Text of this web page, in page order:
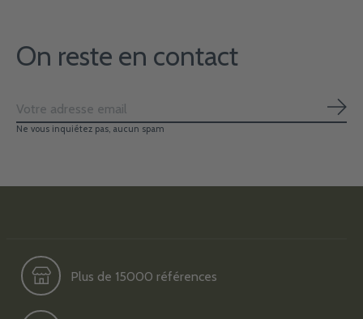
On reste en contact
Ne vous inquiétez pas, aucun spam
Plus de 15000 références